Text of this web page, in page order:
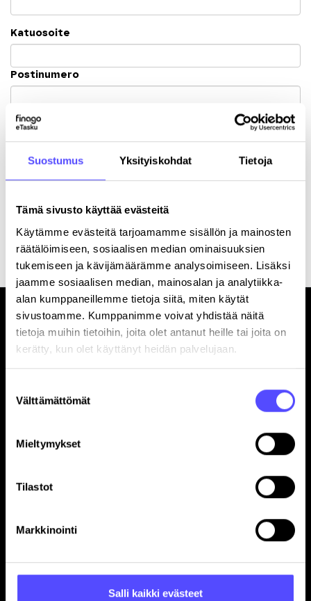
Suostumus Yksityiskohdat Tietoja
Tämä sivusto käyttää evästeitä
Käytämme evästeitä tarjoamamme sisällön ja mainosten
räätälöimiseen, sosiaalisen median ominaisuuksien
tukemiseen ja kävijämäärämme analysoimiseen. Lisäksi
jaamme sosiaalisen median, mainosalan ja analytiikka-
alan kumppaneillemme tietoja siitä, miten käytät
sivustoamme. Kumppanimme voivat yhdistää näitä
tietoja muihin tietoihin, joita olet antanut heille tai joita on
kerätty, kun olet käyttänyt heidän palvelujaan.
valinta
Välttämättömät
Mieltymykset
Tilastot
Markkinointi
Salli kaikki evästeet
Katuosoite
Postinumero
Kaupunki
Tilitoimistoille
Yhteystiedot
Avoimet työpaikat
Ohjelmistokumppanuus